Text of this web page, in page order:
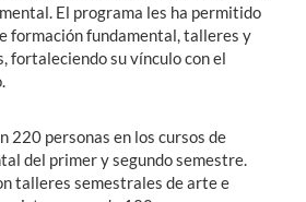
El programa les ha permitido
formación fundamental, talleres y
fortaleciendo su vínculo con el
220 personas en los cursos de
del primer y segundo semestre.
talleres semestrales de arte e